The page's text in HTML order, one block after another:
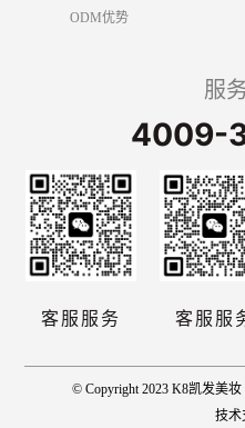
ODM优势
服
4009-
客服服务 客服服
© Copyright 2023 K8凯发美妆
技术